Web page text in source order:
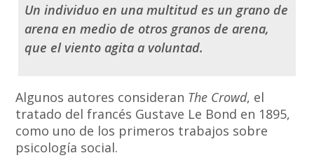
Un individuo en una multitud es un grano de
arena en medio de otros granos de arena,
que el viento agita a voluntad.
Algunos autores consideran The Crowd, el
tratado del francés Gustave Le Bond en 1895,
como uno de los primeros trabajos sobre
psicología social.